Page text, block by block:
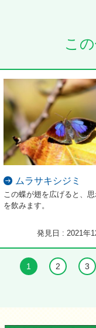
こ
ムラサキシジミ
この蝶が翅を広げると、
を飲みます。
発見日 : 2021年
1 2 3